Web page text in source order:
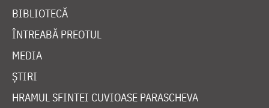
BIBLIOTECĂ
ÎNTREABĂ PREOTUL
MEDIA
ȘTIRI
HRAMUL SFINTEI CUVIOASE PARASCHEVA